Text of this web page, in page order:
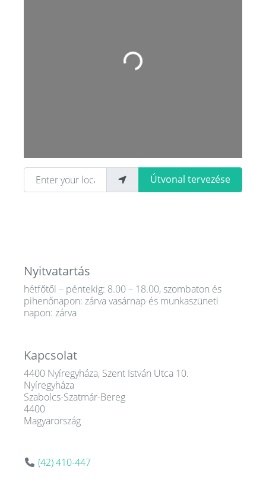
Loading...
Enter your location
Útvonal tervezése
Nyitvatartás
hétfőtől – péntekig: 8.00 – 18.00, szombaton és
pihenőnapon: zárva vasárnap és munkaszüneti
napon: zárva
Kapcsolat
4400 Nyíregyháza, Szent István Utca 10.
Nyíregyháza
Szabolcs-Szatmár-Bereg
4400
Magyarország
(42) 410-447